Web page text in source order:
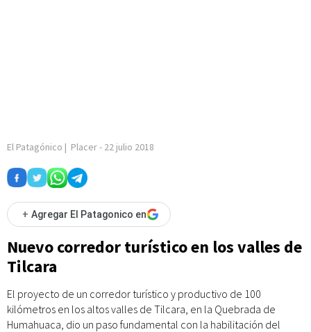
El Patagónico | Placer- 22 julio 2018
+ Agregar El Patagonico en
Nuevo corredor turístico en los valles de
Tilcara
El proyecto de un corredor turístico y productivo de 100
kilómetros en los altos valles de Tilcara, en la Quebrada de
Humahuaca, dio un paso fundamental con la habilitación del